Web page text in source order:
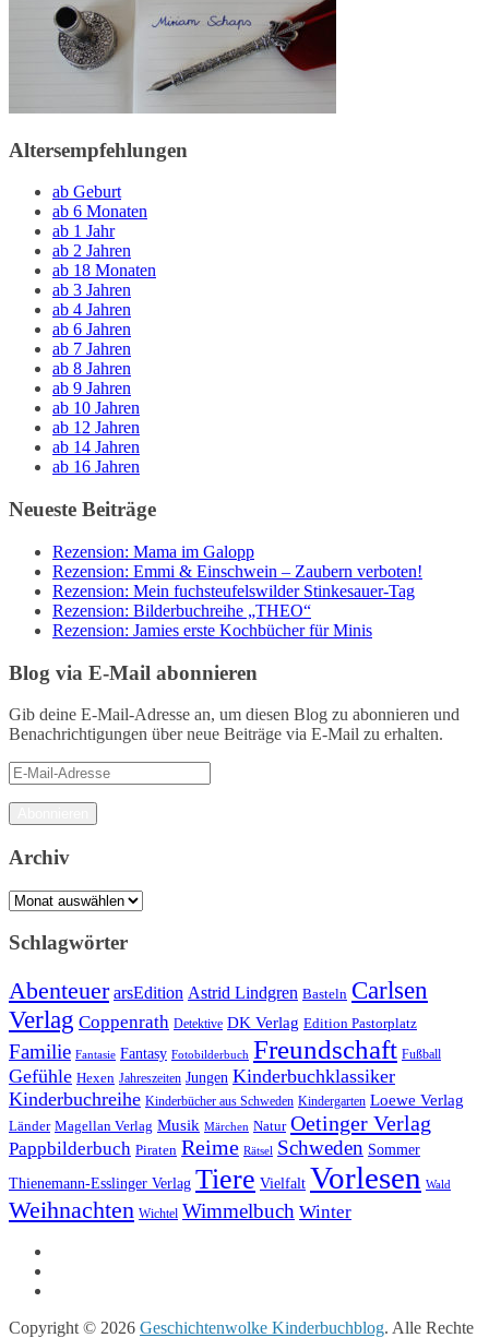
Altersempfehlungen
ab Geburt
ab 6 Monaten
ab 1 Jahr
ab 2 Jahren
ab 18 Monaten
ab 3 Jahren
ab 4 Jahren
ab 6 Jahren
ab 7 Jahren
ab 8 Jahren
ab 9 Jahren
ab 10 Jahren
ab 12 Jahren
ab 14 Jahren
ab 16 Jahren
Neueste Beiträge
Rezension: Mama im Galopp
Rezension: Emmi & Einschwein – Zaubern verboten!
Rezension: Mein fuchsteufelswilder Stinkesauer-Tag
Rezension: Bilderbuchreihe „THEO“
Rezension: Jamies erste Kochbücher für Minis
Blog via E-Mail abonnieren
Gib deine E-Mail-Adresse an, um diesen Blog zu abonnieren und
Benachrichtigungen über neue Beiträge via E-Mail zu erhalten.
E-
Mail-
Adresse
Archiv
Archiv
Schlagwörter
Abenteuer arsEdition Astrid Lindgren Basteln Carlsen
Verlag Coppenrath Detektive DK Verlag Edition Pastorplatz
Familie Fantasie Fantasy Fotobilderbuch Freundschaft Fußball
Gefühle Hexen Jahreszeiten Jungen Kinderbuchklassiker
Kinderbuchreihe Kinderbücher aus Schweden Kindergarten Loewe Verlag
Länder Magellan Verlag Musik Märchen Natur Oetinger Verlag
Pappbilderbuch Piraten Reime Rätsel Schweden Sommer
Thienemann-Esslinger Verlag Tiere Vielfalt Vorlesen Wald
Weihnachten Wichtel Wimmelbuch Winter
Copyright © 2026 Geschichtenwolke Kinderbuchblog. Alle Rechte